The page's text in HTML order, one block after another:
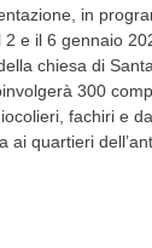
in
2 e il 6 gennaio
chiesa di
300
fachiri e
ai quartieri